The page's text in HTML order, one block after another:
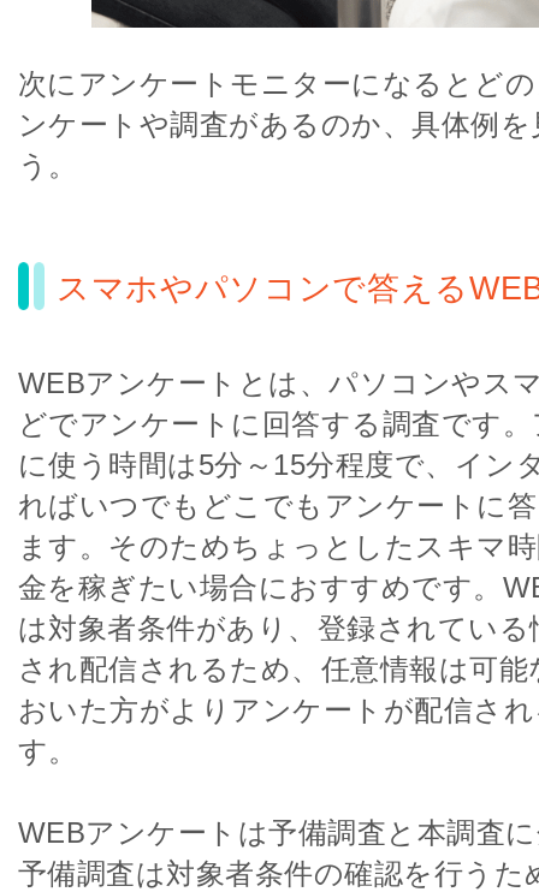
次にアンケートモニターになるとど
ンケートや調査があるのか、具体例
う。
スマホやパソコンで答える
WEBアンケートとは、パソコンやス
どでアンケートに回答する調査です
に使う時間は5分～15分程度で、イン
ればいつでもどこでもアンケートに
ます。そのためちょっとしたスキマ
金を稼ぎたい場合におすすめです。
は対象者条件があり、登録されてい
され配信されるため、任意情報は可
おいた方がよりアンケートが配信さ
す。
WEBアンケートは予備調査と本調査
予備調査は対象者条件の確認を行うた